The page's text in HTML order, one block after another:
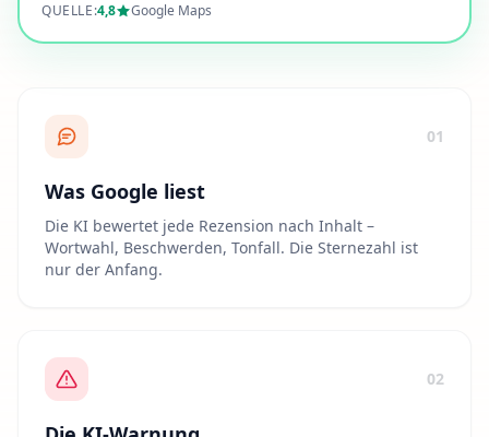
QUELLE:4,8 Google Maps
01
Was Google liest
Die KI bewertet jede Rezension nach Inhalt –
Wortwahl, Beschwerden, Tonfall. Die Sternezahl ist
nur der Anfang.
02